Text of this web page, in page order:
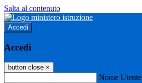
Salta al contenuto
Accedi
Accedi
button close ×
Nome Utente